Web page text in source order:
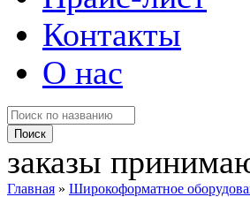
Контакты
О нас
заказы
Главная » Широкоформатное